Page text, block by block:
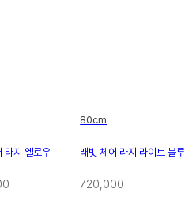
라지 옐로우
80cm
래빗 체어 라지 라이트 블루
720,000